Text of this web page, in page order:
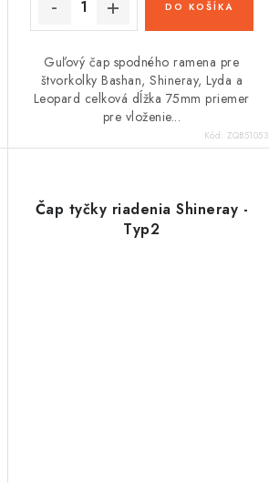
DO KOŠÍKA
Guľový čap spodného ramena pre
štvorkolky Bashan, Shineray, Lyda a
Leopard celková dĺžka 75mm priemer
pre vloženie...
Kód: ZQB51053
Čap tyčky riadenia Shineray -
Typ2